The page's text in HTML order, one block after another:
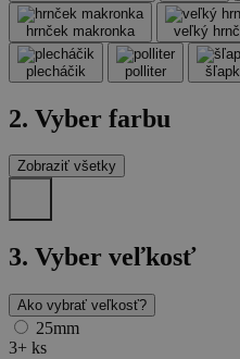
hrnček makronka veľký
plecháčik polliter
2. Vyber farbu
Zobraziť všetky
3. Vyber veľkosť
Ako vybrať veľkosť?
25mm
3+ ks